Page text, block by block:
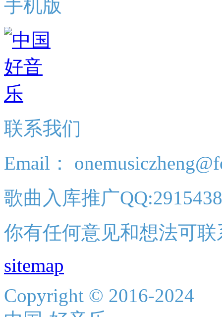
手机版
联系我们
Email：
歌曲入库推广
你有任何意见和想法可
sitemap
Copyright © 2016-2024